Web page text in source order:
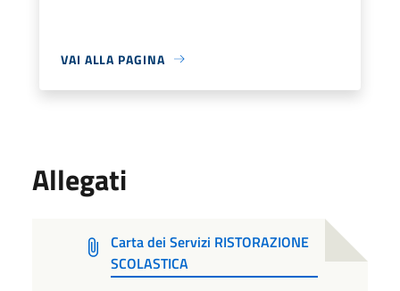
VAI ALLA PAGINA
Allegati
Carta dei Servizi RISTORAZIONE
SCOLASTICA